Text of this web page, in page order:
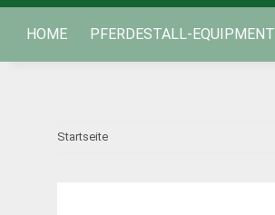
HOME PFERDESTALL-EQUIPMENT
Startseite